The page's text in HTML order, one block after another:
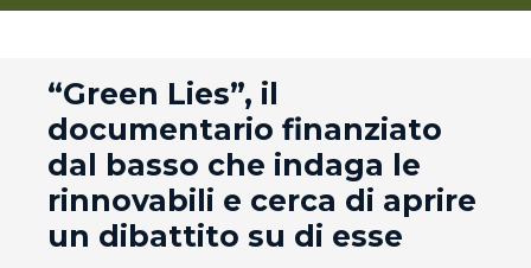
“Green Lies”, il
documentario finanziato
dal basso che indaga le
rinnovabili e cerca di aprire
un dibattito su di esse